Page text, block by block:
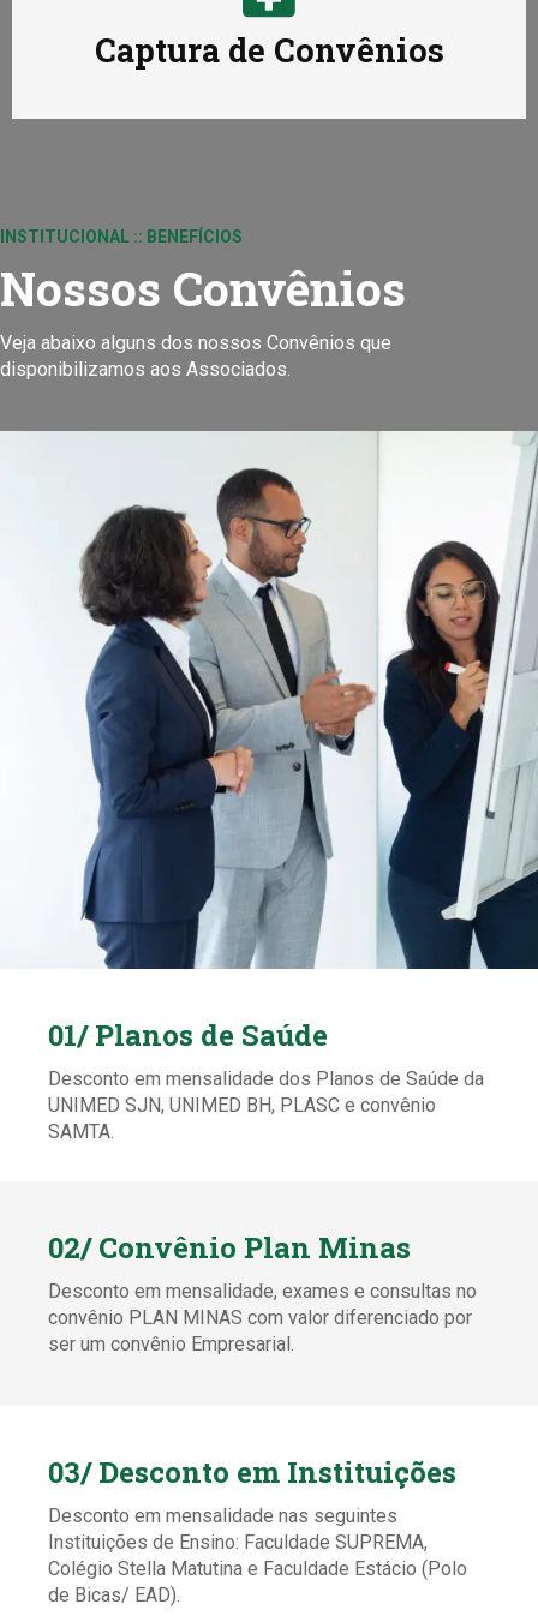
Captura de Convênios
INSTITUCIONAL :: BENEFÍCIOS
Nossos Convênios
Veja abaixo alguns dos nossos Convênios que
disponibilizamos aos Associados.
01/ Planos de Saúde
Desconto em mensalidade dos Planos de Saúde da
UNIMED SJN, UNIMED BH, PLASC e convênio
SAMTA.
02/ Convênio Plan Minas
Desconto em mensalidade, exames e consultas no
convênio PLAN MINAS com valor diferenciado por
ser um convênio Empresarial.
03/ Desconto em Instituições
Desconto em mensalidade nas seguintes
Instituições de Ensino: Faculdade SUPREMA,
Colégio Stella Matutina e Faculdade Estácio (Polo
de Bicas/ EAD).